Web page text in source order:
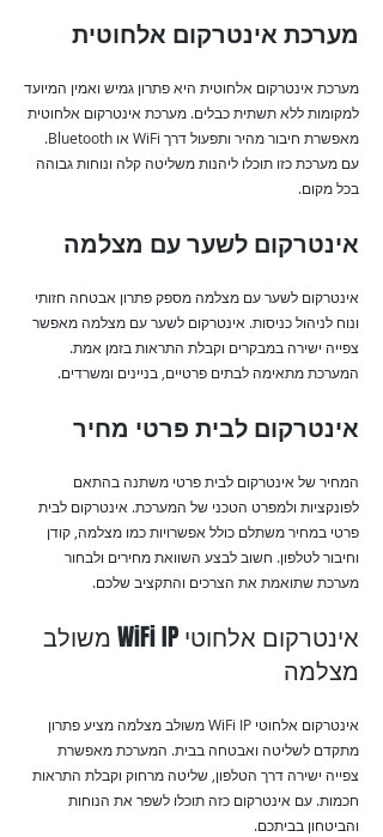
מערכת אינטרקום אלחוטית
מערכת אינטרקום אלחוטית היא פתרון גמיש ואמין המיועד
למקומות ללא תשתית כבלים. מערכת אינטרקום אלחוטית
מאפשרת חיבור מהיר ותפעול דרך WiFi או Bluetooth.
עם מערכת כזו תוכלו ליהנות משליטה קלה ונוחות גבוהה
בכל מקום.
אינטרקום לשער עם מצלמה
אינטרקום לשער עם מצלמה מספק פתרון אבטחה חזותי
ונוח לניהול כניסות. אינטרקום לשער עם מצלמה מאפשר
צפייה ישירה במבקרים וקבלת התראות בזמן אמת.
המערכת מתאימה לבתים פרטיים, בניינים ומשרדים.
אינטרקום לבית פרטי מחיר
המחיר של אינטרקום לבית פרטי משתנה בהתאם
לפונקציות ולמפרט הטכני של המערכת. אינטרקום לבית
פרטי במחיר משתלם כולל אפשרויות כמו מצלמה, קודן
וחיבור לטלפון. חשוב לבצע השוואת מחירים ולבחור
מערכת שתואמת את הצרכים והתקציב שלכם.
אינטרקום אלחוטי WiFi IP משולב
מצלמה
אינטרקום אלחוטי WiFi IP משולב מצלמה מציע פתרון
מתקדם לשליטה ואבטחה בבית. המערכת מאפשרת
צפייה ישירה דרך הטלפון, שליטה מרחוק וקבלת התראות
חכמות. עם אינטרקום כזה תוכלו לשפר את הנוחות
והביטחון בביתכם.